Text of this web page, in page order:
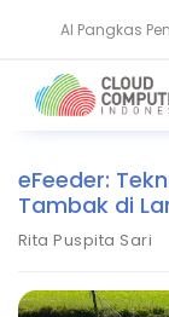
AI Pangkas
BeyondTrust
eFeeder:
Tambak di
Rita Puspita Sari